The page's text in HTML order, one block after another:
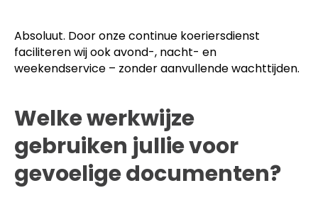
Absoluut. Door onze continue koeriersdienst
faciliteren wij ook avond-, nacht- en
weekendservice – zonder aanvullende wachttijden.
Welke werkwijze
gebruiken jullie voor
gevoelige documenten?